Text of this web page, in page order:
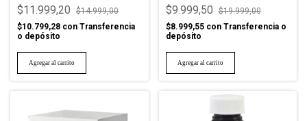
$11.999,20
$14.999,00
$10.799,28 con Transferencia
o depósito
$9.999,50
$19.999,00
$8.999,55 con Transferencia o
depósito